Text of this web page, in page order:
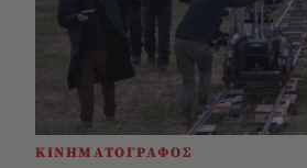
ΚΙΝΗΜΑΤΟΓΡΑΦΟΣ